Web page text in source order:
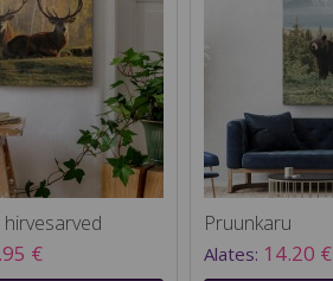
€
Pruunkaru
Alates: 14.20 €